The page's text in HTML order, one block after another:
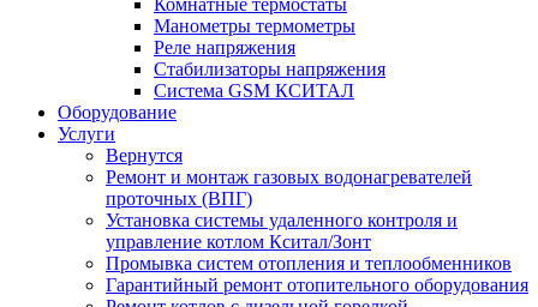
Комнатные термостаты
Манометры термометры
Реле напряжения
Стабилизаторы напряжения
Система GSM КСИТАЛ
Оборудование
Услуги
Вернутся
Ремонт и монтаж газовых водонагревателей
проточных (ВПГ)
Установка системы удаленного контроля и
управление котлом Кситал/Зонт
Промывка систем отопления и теплообменников
Гарантийный ремонт отопительного оборудования